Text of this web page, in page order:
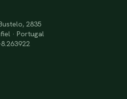
2835
· Portugal